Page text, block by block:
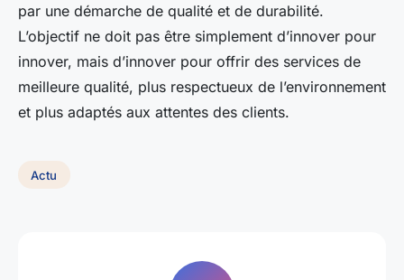
par une démarche de qualité et de durabilité.
L’objectif ne doit pas être simplement d’innover pour
innover, mais d’innover pour offrir des services de
meilleure qualité, plus respectueux de l’environnement
et plus adaptés aux attentes des clients.
Actu